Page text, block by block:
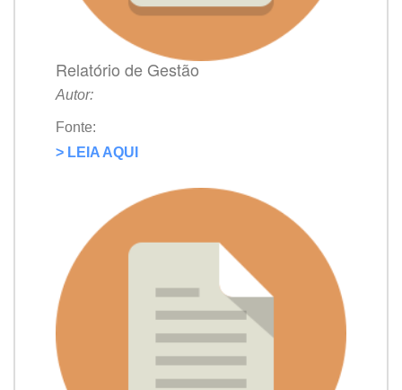
Relatório de Gestão
Autor:
Fonte:
> LEIA AQUI